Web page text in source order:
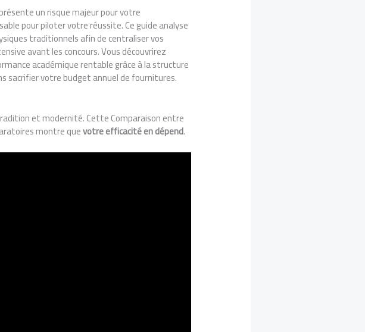
un risque majeur pour votre
pour piloter votre réussite. Ce guide analyse
traditionnels afin de centraliser vos
avant les concours. Vous découvrirez
académique rentable grâce à la structure
sacrifier votre budget annuel de fournitures.
et modernité. Cette Comparaison entre
montre quevotre efficacité en dépend.